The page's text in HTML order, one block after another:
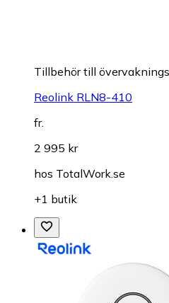
Tillbehör till
Reolink RLN8-410
fr.
2 995 kr
hos TotalWork.se
+1 butik